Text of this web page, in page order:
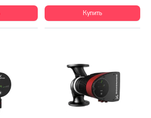
Купить